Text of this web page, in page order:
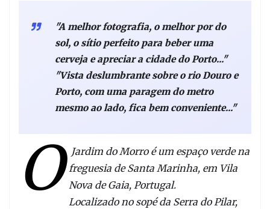
"A melhor fotografia, o melhor por do
sol, o sítio perfeito para beber uma
cerveja e apreciar a cidade do Porto..."
"Vista deslumbrante sobre o rio Douro e
Porto, com uma paragem do metro
mesmo ao lado, fica bem conveniente..."
O
Jardim do Morro é um espaço verde na
freguesia de Santa Marinha, em Vila
Nova de Gaia, Portugal.
Localizado no sopé da Serra do Pilar,